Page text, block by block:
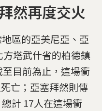
然再度交火
區的亞美尼亞、亞
塔武什省的柏德鎮
目前為止，這場衝
亡；亞塞拜然則傳
計 17人在這場衝